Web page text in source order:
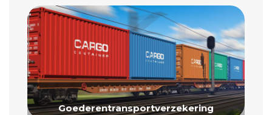
Goederentransportverzekering